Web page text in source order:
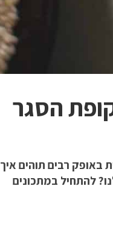
באופק רבים תוהים איך
להתחיל במתכונים